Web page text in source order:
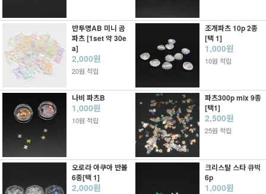
반투명AB 미니 곰
파츠 [1set 약 30e
a]
2,000원
20원 적립
조개파츠 10p 2종
[택 1]
1,000원
10원 적립
나비 파츠B
1,000원
10원 적립
파츠300p mix 9종
[택1]
2,500원
25원 적립
오로라 아쿠아 반볼
6종[택 1]
2,000원
크리스탈 스타 큐빅
6p
1,000원